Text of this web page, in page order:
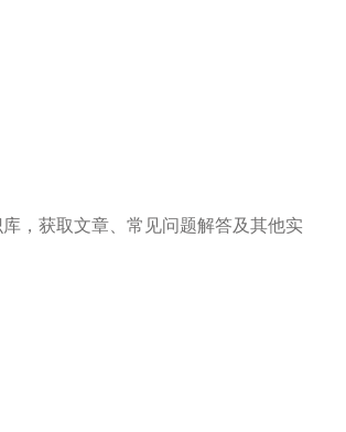
，获取文章、常见问题解答及其他实